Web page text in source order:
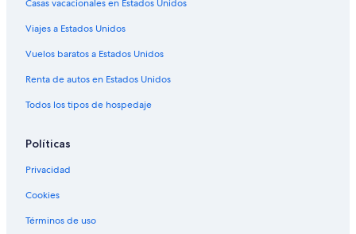
Hoteles 4 estrellas en Suntree
Hoteles 5 estrellas en Suntree
Apart-Hoteles en Suntree
Apartamentos en Suntree
Marriott Hotels & Resorts en Suntree
Hoteles en Suntree
Casas vacacionales en Estados Unidos
Viajes a Estados Unidos
Vuelos baratos a Estados Unidos
Renta de autos en Estados Unidos
Todos los tipos de hospedaje
Políticas
Privacidad
Cookies
Términos de uso